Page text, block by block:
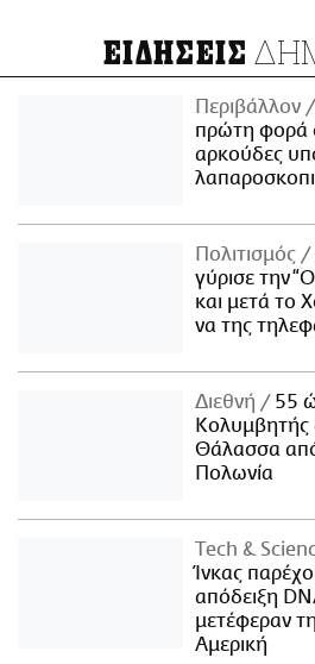
ΕΙΔΗΣΕΙΣ
Περιβάλλον
πρώτη φορά
αρκούδες
Πολιτισμός
γύρισε την
και μετά το
να της
Διεθνή
55
Κολυμβητής
Θάλασσα
Πολωνία
Τech &
Ίνκας
απόδειξη
μετέφεραν
Αμερική